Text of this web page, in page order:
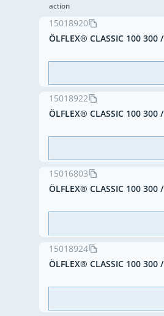
action
15018920
ÖLFLEX® CLASSIC 100 300
15018922
ÖLFLEX® CLASSIC 100 300
15016803
ÖLFLEX® CLASSIC 100 300
15018924
ÖLFLEX® CLASSIC 100 300